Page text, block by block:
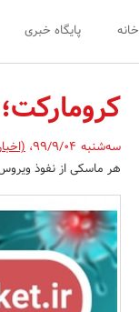
خانه پایگاه خبری
سه‌شنبه 99/9/04 ،
هر ماسکی از نفوذ